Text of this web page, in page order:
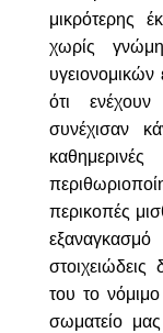
μικρότερης
χωρίς
ότι
συνέχισαν
περικοπές
του το
σωματείο